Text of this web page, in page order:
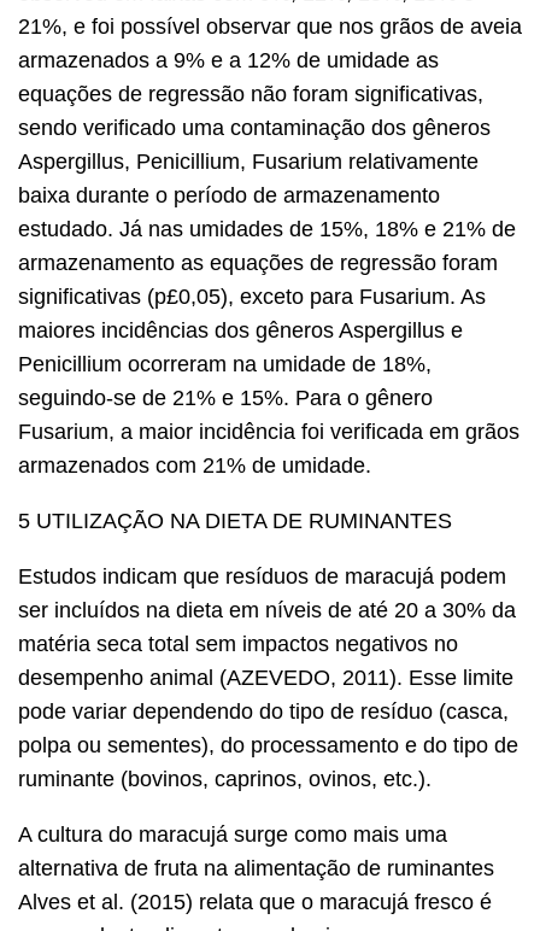
21%, e foi possível observar que nos grãos de aveia
armazenados a 9% e a 12% de umidade as
equações de regressão não foram significativas,
sendo verificado uma contaminação dos gêneros
Aspergillus, Penicillium, Fusarium relativamente
baixa durante o período de armazenamento
estudado. Já nas umidades de 15%, 18% e 21% de
armazenamento as equações de regressão foram
significativas (p£0,05), exceto para Fusarium. As
maiores incidências dos gêneros Aspergillus e
Penicillium ocorreram na umidade de 18%,
seguindo-se de 21% e 15%. Para o gênero
Fusarium, a maior incidência foi verificada em grãos
armazenados com 21% de umidade.
5 UTILIZAÇÃO NA DIETA DE RUMINANTES
Estudos indicam que resíduos de maracujá podem
ser incluídos na dieta em níveis de até 20 a 30% da
matéria seca total sem impactos negativos no
desempenho animal (AZEVEDO, 2011). Esse limite
pode variar dependendo do tipo de resíduo (casca,
polpa ou sementes), do processamento e do tipo de
ruminante (bovinos, caprinos, ovinos, etc.).
A cultura do maracujá surge como mais uma
alternativa de fruta na alimentação de ruminantes
Alves et al. (2015) relata que o maracujá fresco é